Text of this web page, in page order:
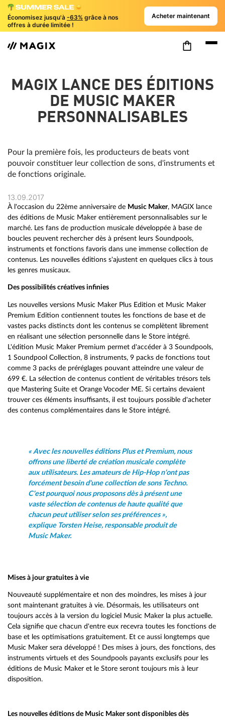
Économisez jusqu'à -63% grâce à nos
offres à durée limitée !
Acheter maintenant
MAGIX LANCE DES ÉDITIONS
DE MUSIC MAKER
PERSONNALISABLES
Pour la première fois, les producteurs de beats vont
pouvoir constituer leur collection de sons, d'instruments et
de fonctions originale.
13.09.2017
À l'occasion du 22ème anniversaire de Music Maker, MAGIX lance
des éditions de Music Maker entièrement personnalisables sur le
marché. Les fans de production musicale développée à base de
boucles peuvent rechercher dès à présent leurs Soundpools,
instruments et fonctions favoris dans une immense collection de
contenus. Les nouvelles éditions s'ajustent en quelques clics à tous
les genres musicaux.
Des possibilités créatives infinies
Les nouvelles versions Music Maker Plus Edition et Music Maker
Premium Edition contiennent toutes les fonctions de base et de
vastes packs distincts dont les contenus se complètent librement
en réalisant une sélection personnelle dans le Store intégré.
L'édition Music Maker Premium permet d'accéder à 3 Soundpools,
1 Soundpool Collection, 8 instruments, 9 packs de fonctions tout
comme 3 packs de préréglages pouvant atteindre une valeur de
699 €. La sélection de contenus contient de véritables trésors tels
que Mastering Suite et Orange Vocoder ME. Si certains devaient
trouver ces éléments insuffisants, il est toujours possible d'acheter
des contenus complémentaires dans le Store intégré.
« Avec les nouvelles éditions Plus et Premium, nous
offrons une liberté de création musicale complète
aux utilisateurs. Les amateurs de Hip-Hop n'ont pas
forcément besoin d'une collection de sons Techno.
C'est pourquoi nous proposons dès à présent une
vaste sélection de contenus de haute qualité que
chacun peut utiliser selon ses préférences »,
explique Torsten Heise, responsable produit de
Music Maker.
Mises à jour gratuites à vie
Nouveauté supplémentaire et non des moindres, les mises à jour
sont maintenant gratuites à vie. Désormais, les utilisateurs ont
toujours accès à la version du logiciel Music Maker la plus actuelle.
Cela signifie que chacun d'entre eux recevra toutes les fonctions de
base et les optimisations gratuitement. Et ce aussi longtemps que
Music Maker sera développé ! Des mises à jours, des fonctions, des
instruments virtuels et des Soundpools payants exclusifs pour les
éditions de Music Maker et le Store seront toujours mis à leur
disposition.
Les nouvelles éditions de Music Maker sont disponibles dès